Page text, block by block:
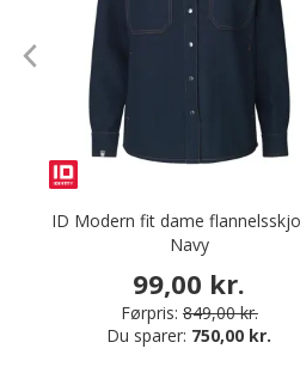
ID Modern fit dame
Navy
99,00 kr.
Førpris: 849,00 kr.
Du sparer: 750,00 kr.